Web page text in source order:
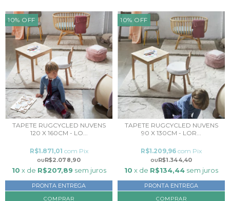
10% OFF
TAPETE RUGCYCLED NUVENS
120 X 160CM - LO...
R$2.078,90
R$1.871,01 com Pix
10 x de R$207,89 sem juros
PRONTA ENTREGA
10% OFF
TAPETE RUGCYCLED NUVENS
90 X 130CM - LOR...
R$1.344,40
R$1.209,96 com Pix
10 x de R$134,44 sem juros
PRONTA ENTREGA